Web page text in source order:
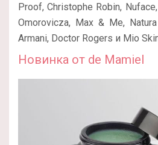
Proof, Christophe Robin,
Omorovicza, Max & Me,
Armani, Doctor Rogers и Mio
Новинка от de Mamiel